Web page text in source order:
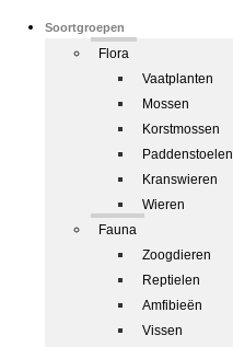
Soortgroepen
Flora
Vaatplanten
Mossen
Korstmossen
Paddenstoelen
Kranswieren
Wieren
Fauna
Zoogdieren
Reptielen
Amfibieën
Vissen